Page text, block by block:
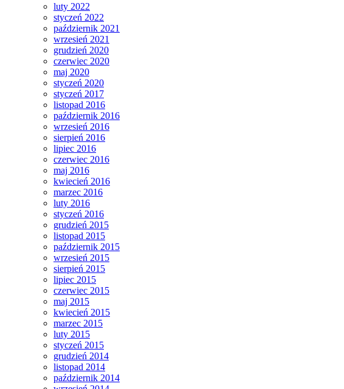
luty 2022
styczeń 2022
październik 2021
wrzesień 2021
grudzień 2020
czerwiec 2020
maj 2020
styczeń 2020
styczeń 2017
listopad 2016
październik 2016
wrzesień 2016
sierpień 2016
lipiec 2016
czerwiec 2016
maj 2016
kwiecień 2016
marzec 2016
luty 2016
styczeń 2016
grudzień 2015
listopad 2015
październik 2015
wrzesień 2015
sierpień 2015
lipiec 2015
czerwiec 2015
maj 2015
kwiecień 2015
marzec 2015
luty 2015
styczeń 2015
grudzień 2014
listopad 2014
październik 2014